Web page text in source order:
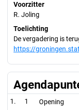
Voorzitter
R. Joling
Toelichting
De vergadering is
https://
1 Opening